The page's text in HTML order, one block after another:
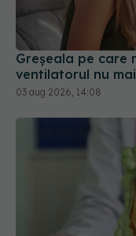
Greșeala pe care
ventilatorul nu
03 aug 2026, 14:08